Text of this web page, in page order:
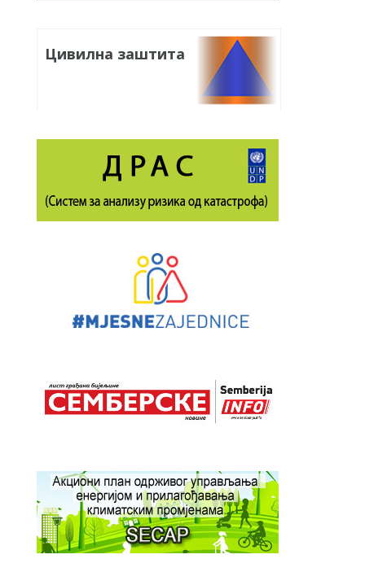
Цивилна заштита